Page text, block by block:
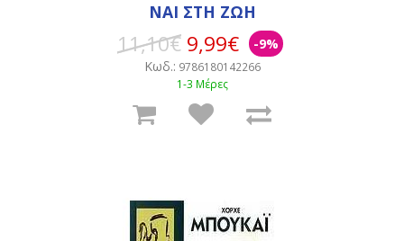
ΝΑΙ ΣΤΗ ΖΩΗ
11,10€ 9,99€
-9%
Κωδ.: 9786180142266
1-3 Μέρες